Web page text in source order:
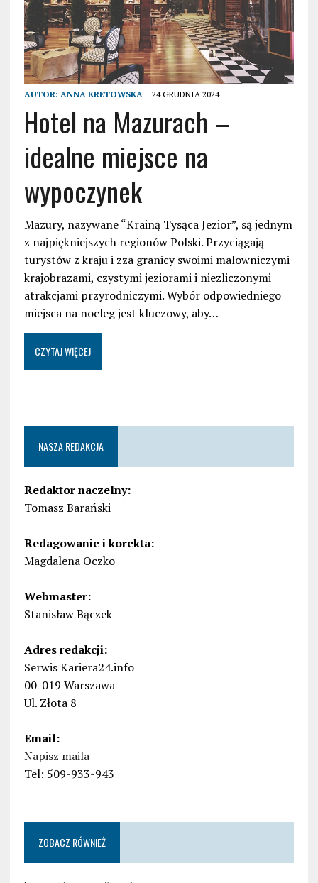
AUTOR: ANNA KRETOWSKA 24 GRUDNIA 2024
Hotel na Mazurach –
idealne miejsce na
wypoczynek
Mazury, nazywane “Krainą Tysąca Jezior”, są jednym
z najpiękniejszych regionów Polski. Przyciągają
turystów z kraju i zza granicy swoimi malowniczymi
krajobrazami, czystymi jeziorami i niezliczonymi
atrakcjami przyrodniczymi. Wybór odpowiedniego
miejsca na nocleg jest kluczowy, aby…
CZYTAJ WIĘCEJ
NASZA REDAKCJA
Redaktor naczelny:
Tomasz Barański
Redagowanie i korekta:
Magdalena Oczko
Webmaster:
Stanisław Bączek
Adres redakcji:
Serwis Kariera24.info
00-019 Warszawa
Ul. Złota 8
Email:
Napisz maila
Tel: 509-933-943
ZOBACZ RÓWNIEŻ